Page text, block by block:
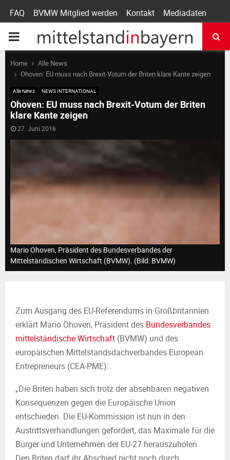
FAQ BVMW Mitglied werden Kontakt Mediadaten
P
R
M
R
Y
E
U
Home
Alle News
Ohoven: EU muss nach Brexit-Votum der Briten klare Kante zeigen
Alle News NEWS INTERNATIONAL
Ohoven: EU muss nach Brexit-Votum der Briten
klare Kante zeigen
27. Juni 2016
Mario Ohoven, Präsident des Bundesverbandes der
Mittelständischen Wirtschaft (BVMW). (Bild: BVMW)
Zum Ausgang des EU-Referendums in Großbritannien
erklärt Mario Ohoven, Präsident des Bundesverbandes
mittelständische Wirtschaft (BVMW) und des
europäischen Mittelstandsdachverbandes European
Entrepreneurs (CEA-PME):
„Die Briten haben sich trotz der absehbaren negativen
Konsequenzen gegen die Europäische Union
entschieden. Die EU-Kommission ist nun in den
Austrittsverhandlungen gefordert, das Maximale für die
Bürger und Unternehmen der EU-27 herauszuholen.